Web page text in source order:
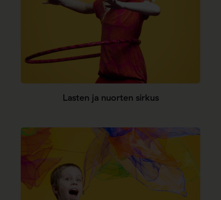
Lasten ja nuorten sirkus